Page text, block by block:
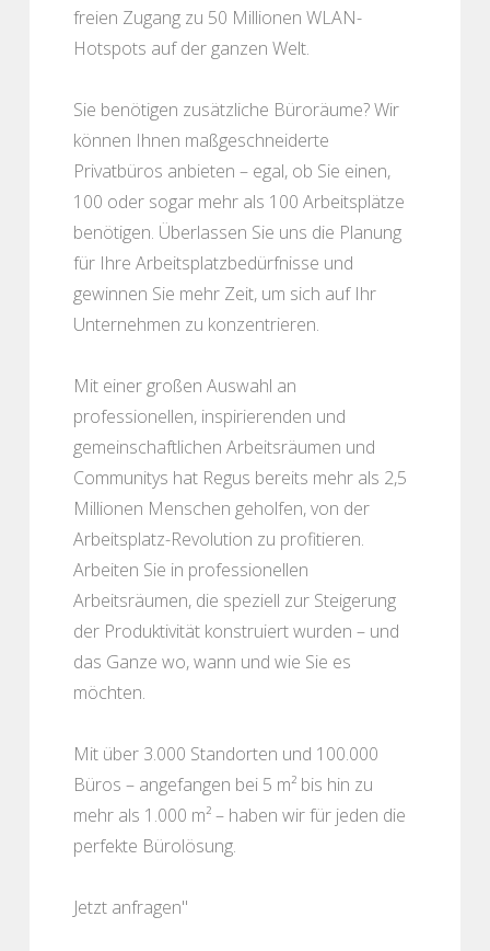
freien Zugang zu 50 Millionen WLAN-
Hotspots auf der ganzen Welt.
Sie benötigen zusätzliche Büroräume? Wir
können Ihnen maßgeschneiderte
Privatbüros anbieten – egal, ob Sie einen,
100 oder sogar mehr als 100 Arbeitsplätze
benötigen. Überlassen Sie uns die Planung
für Ihre Arbeitsplatzbedürfnisse und
gewinnen Sie mehr Zeit, um sich auf Ihr
Unternehmen zu konzentrieren.
Mit einer großen Auswahl an
professionellen, inspirierenden und
gemeinschaftlichen Arbeitsräumen und
Communitys hat Regus bereits mehr als 2,5
Millionen Menschen geholfen, von der
Arbeitsplatz-Revolution zu profitieren.
Arbeiten Sie in professionellen
Arbeitsräumen, die speziell zur Steigerung
der Produktivität konstruiert wurden – und
das Ganze wo, wann und wie Sie es
möchten.
Mit über 3.000 Standorten und 100.000
Büros – angefangen bei 5 m² bis hin zu
mehr als 1.000 m² – haben wir für jeden die
perfekte Bürolösung.
Jetzt anfragen"